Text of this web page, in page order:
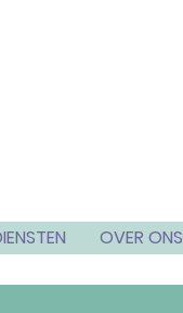
OVER ONS